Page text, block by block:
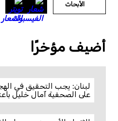
الأبحاث
أضيف مؤخرًا
لبنان: يجب التحقيق في
على الصحفية آمال خليل